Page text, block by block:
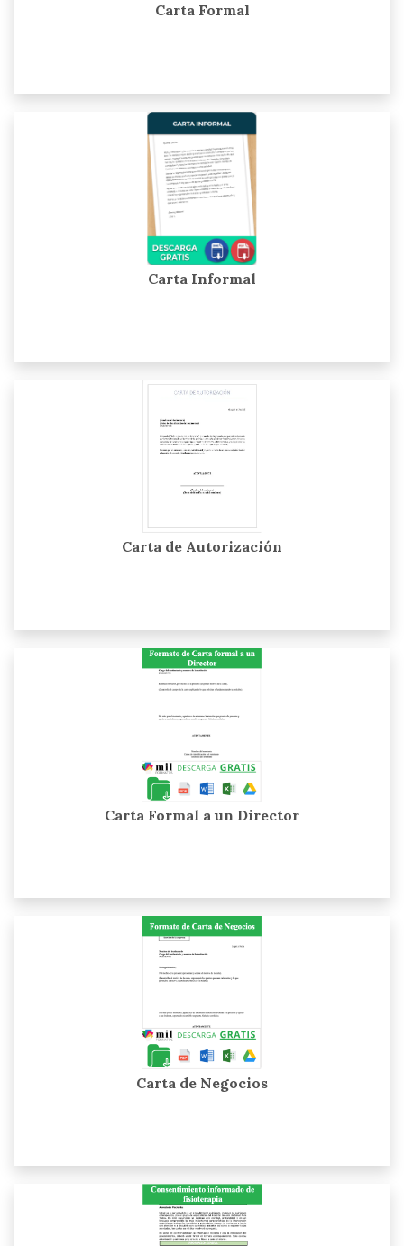
Carta Formal
Carta Informal
Carta de Autorización
Carta Formal a un Director
Carta de Negocios